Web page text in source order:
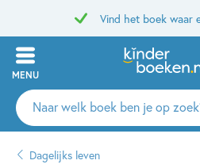
Vind het boek waar
MENU
Zoeken
naar
auteurs
Dagelijks leven